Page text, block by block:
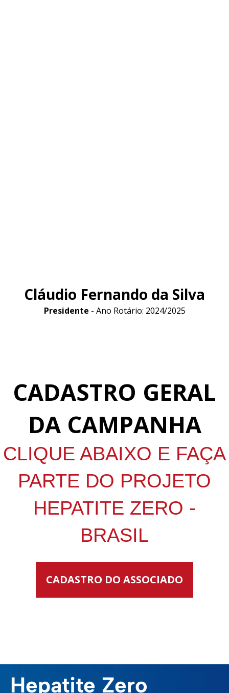
Cláudio Fernando da Silva
Presidente - Ano Rotário: 2024/2025
CADASTRO GERAL
DA CAMPANHA
CLIQUE ABAIXO E FAÇA
PARTE DO PROJETO
HEPATITE ZERO -
BRASIL
CADASTRO DO ASSOCIADO
Hepatite Zero